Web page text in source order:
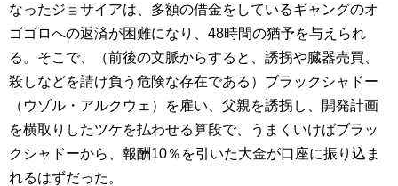
なったジョサイアは、多額の借金をしているギャングのオ
ゴゴロへの返済が困難になり、48時間の猶予を与えられ
る。そこで、（前後の文脈からすると、誘拐や臓器売買、
殺しなどを請け負う危険な存在である）ブラックシャドー
（ウゾル・アルクウェ）を雇い、父親を誘拐し、開発計画
を横取りしたツケを払わせる算段で、うまくいけばブラッ
クシャドーから、報酬10％を引いた大金が口座に振り込ま
れるはずだった。